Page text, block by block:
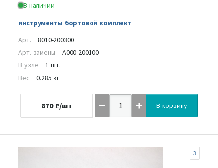
В наличии
инструменты бортовой комплект
Арт.
8010-200300
Арт. замены
A000-200100
В узле
1 шт.
Вес
0.285 кг
870 ₽/шт В корзину
3